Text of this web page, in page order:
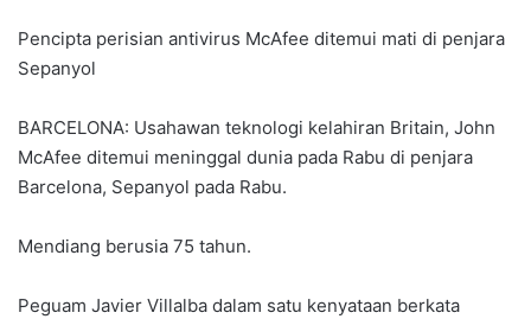
Pencipta perisian antivirus McAfee ditemui mati di penjara
Sepanyol
BARCELONA: Usahawan teknologi kelahiran Britain, John
McAfee ditemui meninggal dunia pada Rabu di penjara
Barcelona, Sepanyol pada Rabu.
Mendiang berusia 75 tahun.
Peguam Javier Villalba dalam satu kenyataan berkata